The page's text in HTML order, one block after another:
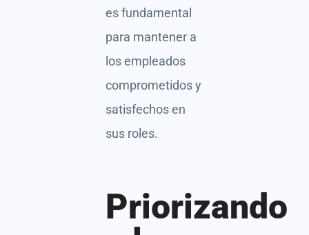
es fundamental
para mantener a
los empleados
comprometidos y
satisfechos en
sus roles.
Priorizando